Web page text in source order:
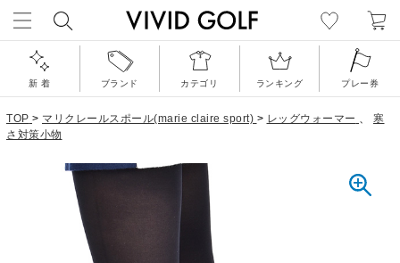
新 着 ブランド カテゴリ ランキング プレー券
TOP > マリクレールスポール(marie claire sport) > レッグウォーマー 、 寒
さ対策小物